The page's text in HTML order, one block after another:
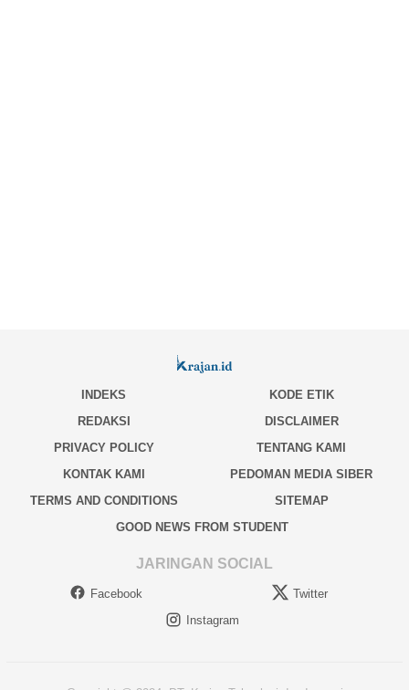
INDEKS
KODE ETIK
REDAKSI
DISCLAIMER
PRIVACY POLICY
TENTANG KAMI
KONTAK KAMI
PEDOMAN MEDIA SIBER
TERMS AND CONDITIONS
SITEMAP
GOOD NEWS FROM STUDENT
JARINGAN SOCIAL
Facebook
Twitter
Instagram